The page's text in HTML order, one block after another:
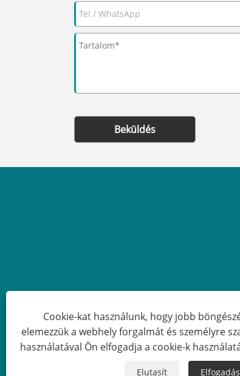
Beküldés
Copyright © 2023
Cookie-kat használunk, hogy jobb
elemezzük a webhely forgalmát és személyre
használatával Ön elfogadja a cookie-k
Elutasít Elfogadás